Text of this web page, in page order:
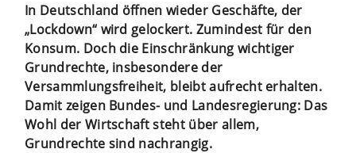
In Deutschland öffnen wieder Geschäfte, der
„Lockdown“ wird gelockert. Zumindest für den
Konsum. Doch die Einschränkung wichtiger
Grundrechte, insbesondere der
Versammlungsfreiheit, bleibt aufrecht erhalten.
Damit zeigen Bundes- und Landesregierung: Das
Wohl der Wirtschaft steht über allem,
Grundrechte sind nachrangig.